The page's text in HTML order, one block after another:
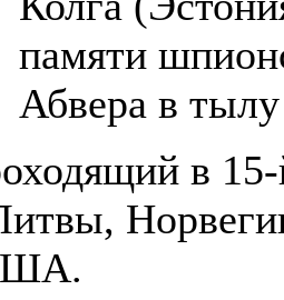
памяти
Абвера в
в